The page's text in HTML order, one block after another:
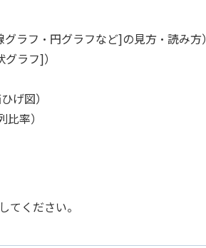
ラフ・円グラフなど]の見方・読み方）
ラフ]）
げ図）
率）
てください。